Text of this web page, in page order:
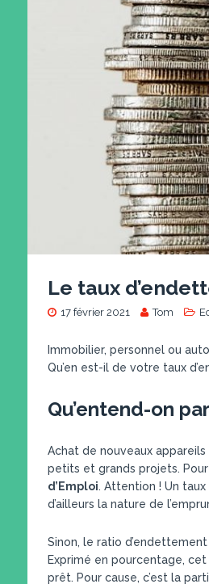
Le taux
17 février 2021 Tom
Immobilier, personnel ou
Qu’en est-il de votre taux
Qu’entend-on
Achat de nouveaux
petits et grands projets.
d’Emploi. Attention ! Un
d’ailleurs la nature de
Sinon, le ratio
Exprimé en pourcentage,
prêt. Pour cause, c’est la